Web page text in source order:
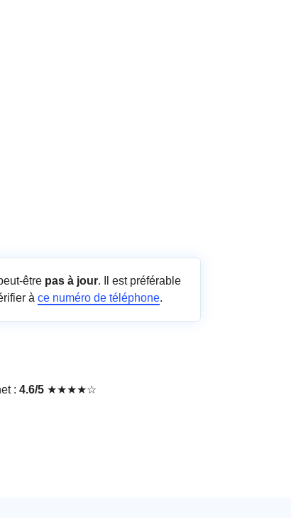
être pas à jour. Il est préférable
à ce numéro de téléphone.
: 4.6/5 ★★★★☆